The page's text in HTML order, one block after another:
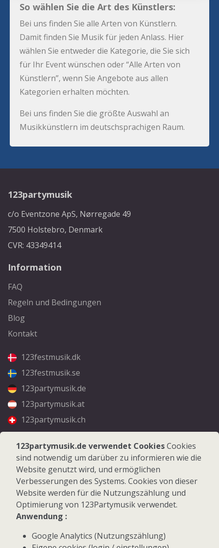
So wählen Sie die Art des Künstlers:
Bei uns finden Sie alle Arten von Künstlern.
Damit finden Sie Musik für jeden Anlass. Hier
wählen Sie entweder die Kategorie, die Sie sich
für Ihr Event wünschen oder “Alle Arten von
Künstlern”, wenn Sie Angebote aus allen
Kategorien erhalten möchten.
Bei uns finden Sie die größte Auswahl an
Musikkünstlern im deutschsprachigen Raum.
123partymusik
c/o Eventzone ApS, Nørregade 49
7500 Holstebro, Denmark
CVR: 43349414
Information
FAQ
Regeln und Bedingungen
Blog
Kontakt
123festmusik.dk
123festmusik.se
123partymusik.de
123partymusik.at
123partymusik.ch
Folgen Sie uns
Facebook
Instagram
© 2026 123Partymusik.de - Alle Rechte vorbehalten
123partymusik.de verwendet CookiesCookies
sind notwendig um darüber zu informieren wie die
Website genutzt wird, und ermöglichen
Verbesserungen des Systems. Cookies von dieser
Website werden für die Nutzungszählung und
Optimierung von 123Partymusik verwendet.
Anwendung :
Google Analytics (Nutzungszählung)